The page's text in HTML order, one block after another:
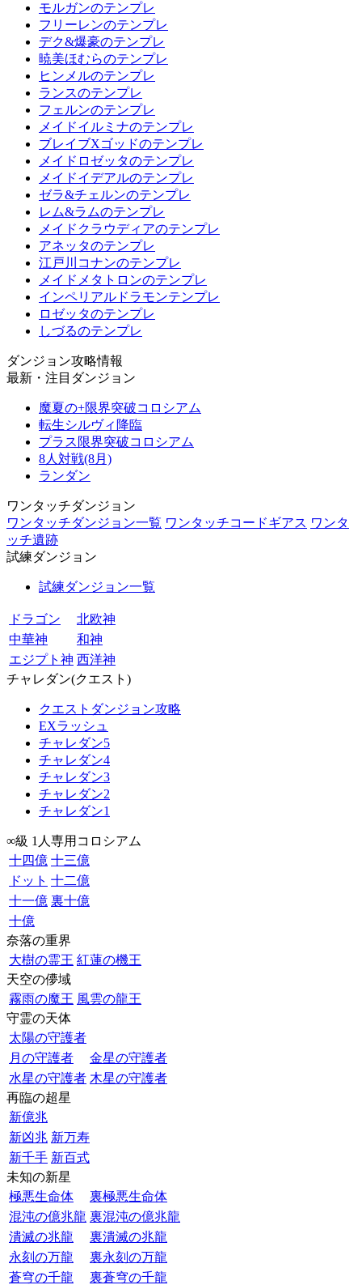
モルガンのテンプレ
フリーレンのテンプレ
デク&爆豪のテンプレ
暁美ほむらのテンプレ
ヒンメルのテンプレ
ランスのテンプレ
フェルンのテンプレ
メイドイルミナのテンプレ
ブレイブXゴッドのテンプレ
メイドロゼッタのテンプレ
メイドイデアルのテンプレ
ゼラ&チェルンのテンプレ
レム&ラムのテンプレ
メイドクラウディアのテンプレ
アネッタのテンプレ
江戸川コナンのテンプレ
メイドメタトロンのテンプレ
インペリアルドラモンテンプレ
ロゼッタのテンプレ
しづるのテンプレ
ダンジョン攻略情報
最新・注目ダンジョン
魔夏の+限界突破コロシアム
転生シルヴィ降臨
プラス限界突破コロシアム
8人対戦(8月)
ランダン
ワンタッチダンジョン
ワンタッチダンジョン一覧 ワンタッチコードギアス ワンタ
ッチ遺跡
試練ダンジョン
試練ダンジョン一覧
ドラゴン
北欧神
中華神
和神
エジプト神 西洋神
チャレダン(クエスト)
クエストダンジョン攻略
EXラッシュ
チャレダン5
チャレダン4
チャレダン3
チャレダン2
チャレダン1
∞級 1人専用コロシアム
十四億 十三億
ドット 十二億
十一億 裏十億
十億
奈落の重界
大樹の霊王 紅蓮の機王
天空の儚域
霧雨の魔王 風雲の龍王
守霊の天体
太陽の守護者
月の守護者
金星の守護者
水星の守護者 木星の守護者
再臨の超星
新億兆
新凶兆 新万寿
新千手 新百式
未知の新星
極悪生命体
裏極悪生命体
混沌の億兆龍 裏混沌の億兆龍
潰滅の兆龍
裏潰滅の兆龍
永刻の万龍
裏永刻の万龍
蒼穹の千龍
裏蒼穹の千龍